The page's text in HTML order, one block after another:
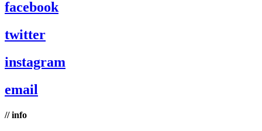
facebook
twitter
instagram
email
// info